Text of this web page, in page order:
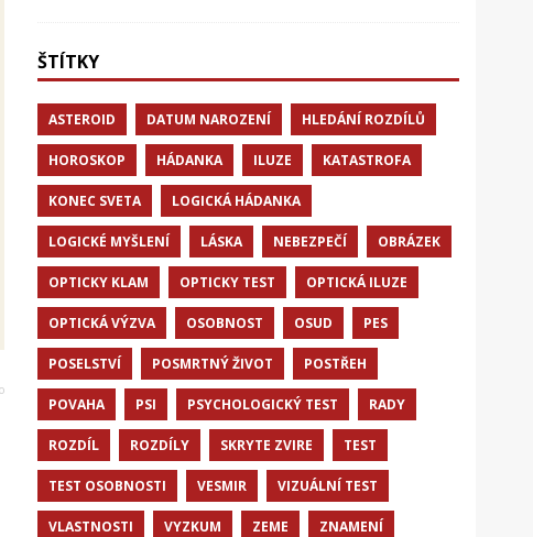
ŠTÍTKY
ASTEROID DATUM NAROZENÍ HLEDÁNÍ ROZDÍLŮ
HOROSKOP HÁDANKA ILUZE KATASTROFA
KONEC SVETA LOGICKÁ HÁDANKA
LOGICKÉ MYŠLENÍ LÁSKA NEBEZPEČÍ OBRÁZEK
OPTICKY KLAM OPTICKY TEST OPTICKÁ ILUZE
OPTICKÁ VÝZVA OSOBNOST OSUD PES
POSELSTVÍ POSMRTNÝ ŽIVOT POSTŘEH
POVAHA PSI PSYCHOLOGICKÝ TEST RADY
ROZDÍL ROZDÍLY SKRYTE ZVIRE TEST
TEST OSOBNOSTI VESMIR VIZUÁLNÍ TEST
VLASTNOSTI VYZKUM ZEME ZNAMENÍ